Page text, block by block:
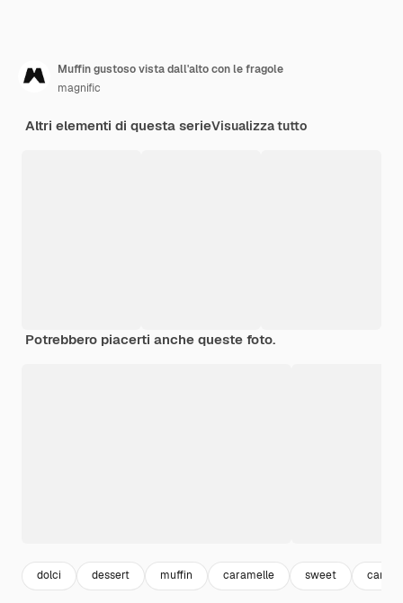
Muffin gustoso vista dall'alto con le fragole
magnific
Altri elementi di questa serieVisualizza tutto
Potrebbero piacerti anche queste foto.
dolci dessert muffin caramelle sweet candy